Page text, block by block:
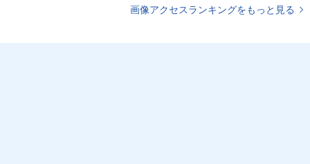
画像アクセスランキングをもっと見る